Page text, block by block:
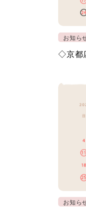
お知ら
◇京都
お知ら